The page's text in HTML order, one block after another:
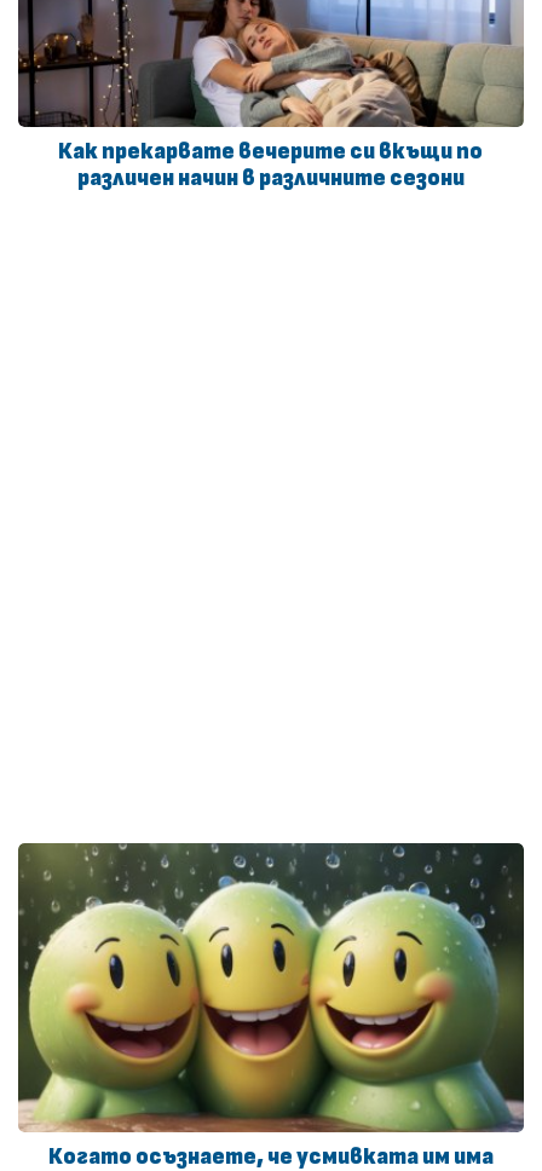
Как прекарвате вечерите си вкъщи по
различен начин в различните сезони
Когато осъзнаете, че усмивката им има